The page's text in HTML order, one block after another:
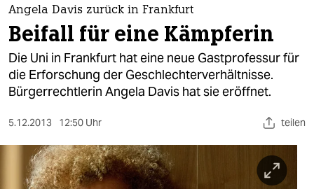
themen
politik
öko
gesellschaft
sport
Angela Davis zurück in Frankfurt
Beifall für eine Kämpferin
Die Uni in Frankfurt hat eine neue Gastprofessur für
die Erforschung der Geschlechterverhältnisse.
Bürgerrechtlerin Angela Davis hat sie eröffnet.
5.12.2013 12:50 Uhr teilen